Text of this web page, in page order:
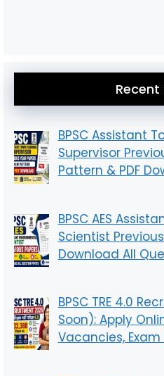
Recent
BPSC Assistant
Supervisor
Pattern & PDF
BPSC AES
Scientist
Download All
BPSC TRE 4.0
Soon): Apply
Vacancies,